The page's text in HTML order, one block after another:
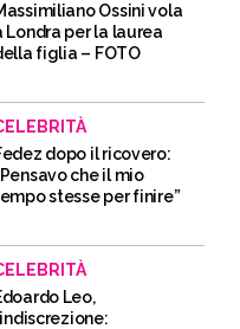
Ossini vola
Londra per la laurea
figlia – FOTO
dopo il ricovero:
che il mio
stesse per finire”
Leo,